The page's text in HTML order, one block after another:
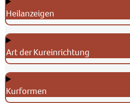
Heilanzeigen
Art der Kureinrichtung
Kurformen